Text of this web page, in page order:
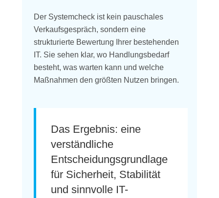
Der Systemcheck ist kein pauschales
Verkaufsgespräch, sondern eine
strukturierte Bewertung Ihrer bestehenden
IT. Sie sehen klar, wo Handlungsbedarf
besteht, was warten kann und welche
Maßnahmen den größten Nutzen bringen.
Das Ergebnis: eine
verständliche
Entscheidungsgrundlage
für Sicherheit, Stabilität
und sinnvolle IT-